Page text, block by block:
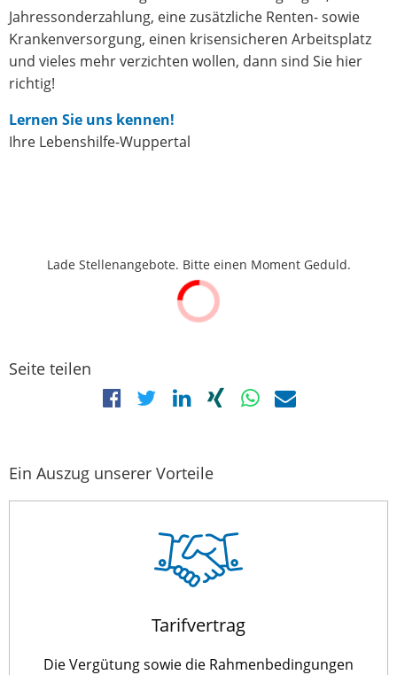
Jahressonderzahlung, eine zusätzliche Renten- sowie
Krankenversorgung, einen krisensicheren Arbeitsplatz
und vieles mehr verzichten wollen, dann sind Sie hier
richtig!
Lernen Sie uns kennen!
Ihre Lebenshilfe-Wuppertal
Lade Stellenangebote. Bitte einen Moment Geduld.
Seite teilen
Ein Auszug unserer Vorteile
Tarifvertrag
Die Vergütung sowie die Rahmenbedingungen